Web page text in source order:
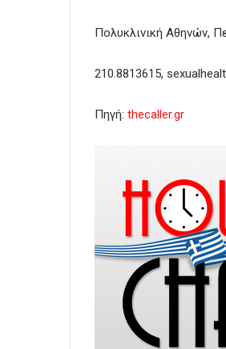
Πολυκλινική Αθηνών,
210.8813615,
Πηγή: thecaller.gr